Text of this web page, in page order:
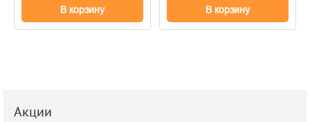
В корзину В корзину
Акции